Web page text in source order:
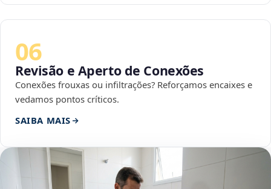
06
Revisão e Aperto de Conexões
Conexões frouxas ou infiltrações? Reforçamos encaixes e
vedamos pontos críticos.
SAIBA MAIS